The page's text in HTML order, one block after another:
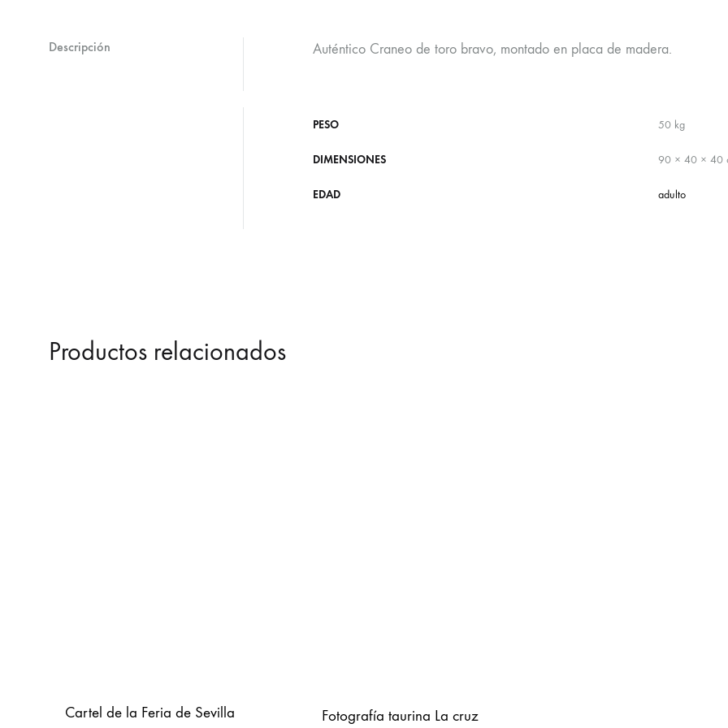
Descripción Auténtico Craneo de toro bravo, montado en placa de madera.
PESO 50 kg
DIMENSIONES 90 × 40 × 40
EDAD adulto
Productos relacionados
Cartel de la Feria de Sevilla
Fotografía taurina La cruz